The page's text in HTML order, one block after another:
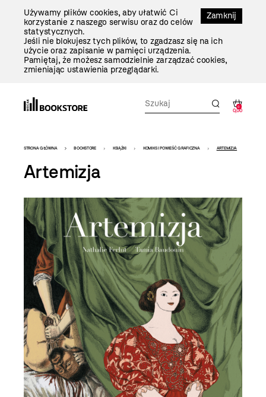
Zamknij
Używamy plików cookies, aby ułatwić Ci
korzystanie z naszego serwisu oraz do celów
statystycznych.
Jeśli nie blokujesz tych plików, to zgadzasz się na ich
użycie oraz zapisanie w pamięci urządzenia.
Pamiętaj, że możesz samodzielnie zarządzać cookies,
zmieniając ustawienia przeglądarki.
0
0,00
Bookstore
-
szablon
szczegóły
STRONA GŁÓWNA BOOKSTORE KSIĄŻKI KOMIKS I POWIEŚĆ GRAFICZNA ARTEMIZJA
Artemizja